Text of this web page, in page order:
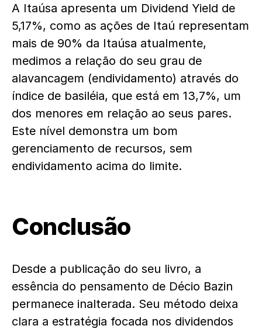
A Itaúsa apresenta um Dividend Yield de
5,17%, como as ações de Itaú representam
mais de 90% da Itaúsa atualmente,
medimos a relação do seu grau de
alavancagem (endividamento) através do
índice de basiléia, que está em 13,7%, um
dos menores em relação ao seus pares.
Este nível demonstra um bom
gerenciamento de recursos, sem
endividamento acima do limite.
Conclusão
Desde a publicação do seu livro, a
essência do pensamento de Décio Bazin
permanece inalterada. Seu método deixa
clara a estratégia focada nos dividendos